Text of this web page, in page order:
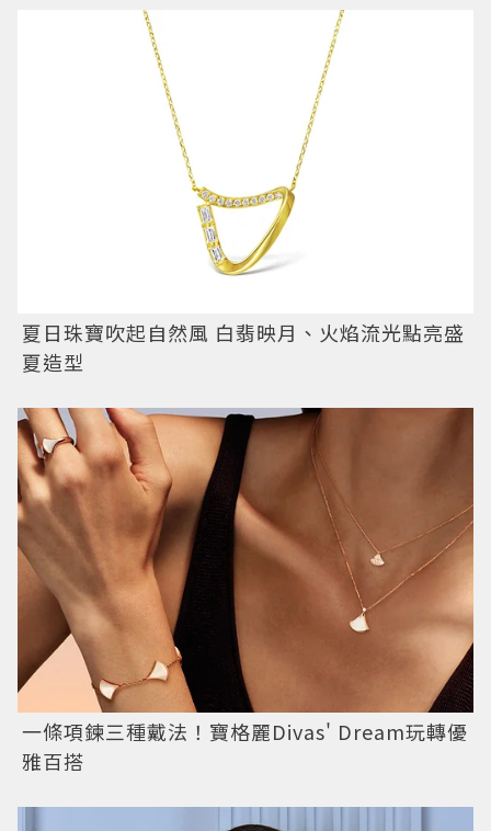
夏日珠寶吹起自然風 白翡映月、火焰流光點亮盛
夏造型
一條項鍊三種戴法！寶格麗Divas' Dream玩轉優
雅百搭